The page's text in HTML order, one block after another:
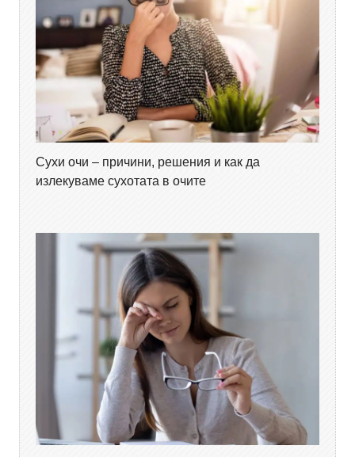
Сухи очи – причини, решения и как да
излекуваме сухотата в очите